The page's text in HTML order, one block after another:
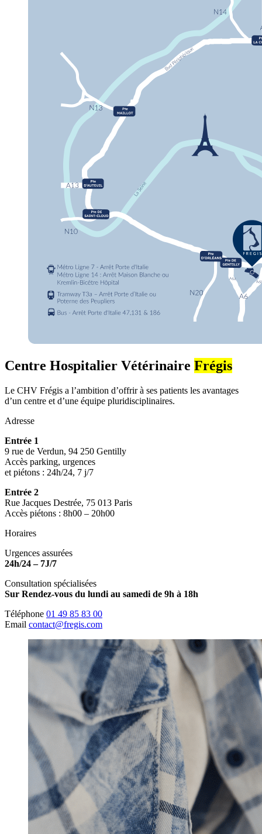
Centre Hospitalier Vétérinaire Frégis
Le CHV Frégis a l’ambition d’offrir à ses patients les avantages
d’un centre et d’une équipe pluridisciplinaires.
Adresse
Entrée 1
9 rue de Verdun, 94 250 Gentilly
Accès parking, urgences
et piétons : 24h/24, 7 j/7
Entrée 2
Rue Jacques Destrée, 75 013 Paris
Accès piétons : 8h00 – 20h00
Horaires
Urgences assurées
24h/24 – 7J/7
Consultation spécialisées
Sur Rendez-vous du lundi au samedi de 9h à 18h
Téléphone 01 49 85 83 00
Email contact@fregis.com